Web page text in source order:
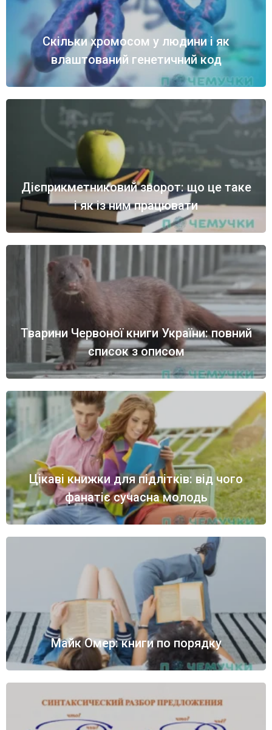
Скільки хромосом у людини і як
влаштований генетичний код
Дієприкметниковий зворот: що це таке
і як із ним працювати
Тварини Червоної книги України: повний
список з описом
Цікаві книжки для підлітків: від чого
фанатіє сучасна молодь
Майк Омер: книги по порядку